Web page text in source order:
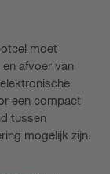
moet
afvoer van
een compact
tussen
mogelijk zijn.